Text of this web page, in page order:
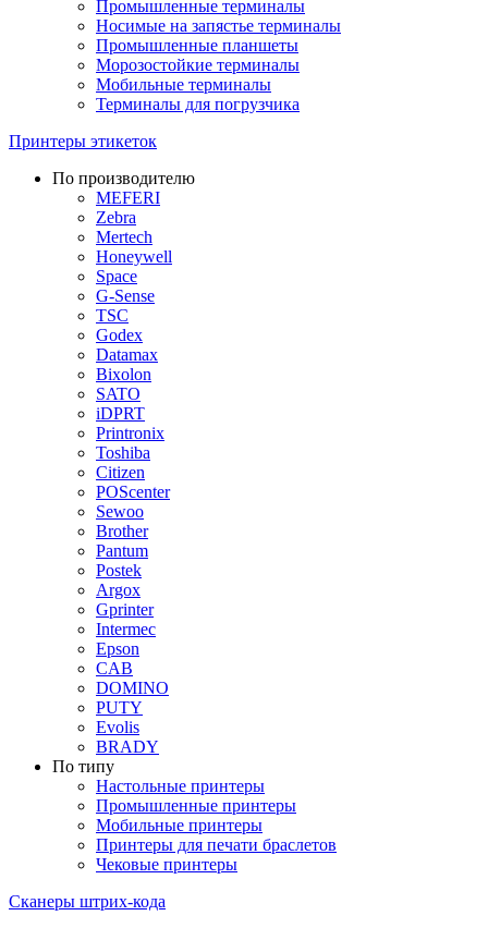
Промышленные терминалы
Носимые на запястье терминалы
Промышленные планшеты
Морозостойкие терминалы
Мобильные терминалы
Терминалы для погрузчика
Принтеры этикеток
По производителю
MEFERI
Zebra
Mertech
Honeywell
Space
G-Sense
TSC
Godex
Datamax
Bixolon
SATO
iDPRT
Printronix
Toshiba
Citizen
POScenter
Sewoo
Brother
Pantum
Postek
Argox
Gprinter
Intermec
Epson
CAB
DOMINO
PUTY
Evolis
BRADY
По типу
Настольные принтеры
Промышленные принтеры
Мобильные принтеры
Принтеры для печати браслетов
Чековые принтеры
Сканеры штрих-кода